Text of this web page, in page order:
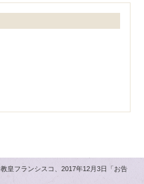
教皇フランシスコ、2017年12月3日「お告